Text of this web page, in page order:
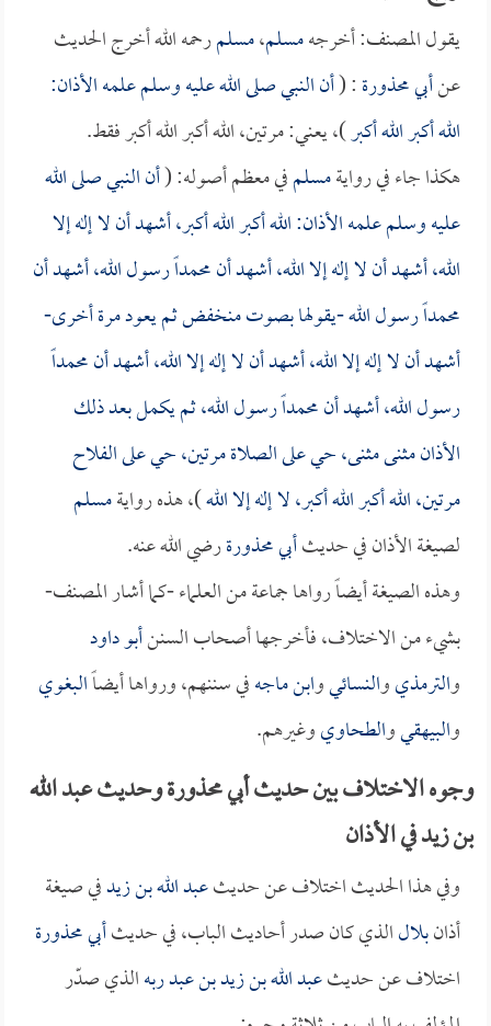
يقول المصنف: أخرجهمسلم،مسلمرحمه الله أخرج الحديث
عنأبي محذورة: (أن النبي صلى الله عليه وسلم علمه الأذان:
الله أكبر الله أكبر)، يعني: مرتين، الله أكبر الله أكبر فقط.
هكذا جاء في روايةمسلمفي معظم أصوله: (أن النبي صلى الله
عليه وسلم علمه الأذان: الله أكبر الله أكبر، أشهد أن لا إله إلا
الله، أشهد أن لا إله إلا الله، أشهد أن محمداً رسول الله، أشهد أن
محمداً رسول الله -يقولها بصوت منخفض ثم يعود مرة أخرى-
أشهد أن لا إله إلا الله، أشهد أن لا إله إلا الله، أشهد أن محمداً
رسول الله، أشهد أن محمداً رسول الله، ثم يكمل بعد ذلك
الأذان مثنى مثنى، حي على الصلاة مرتين، حي على الفلاح
مرتين، الله أكبر الله أكبر، لا إله إلا الله)، هذه روايةمسلم
لصيغة الأذان في حديثأبي محذورةرضي الله عنه.
وهذه الصيغة أيضاً رواها جماعة من العلماء -كما أشار المصنف-
بشيء من الاختلاف، فأخرجها أصحاب السننأبو داود
والترمذيوالنسائيوابن ماجهفي سننهم، ورواها أيضاًالبغوي
والبيهقيوالطحاويوغيرهم.
وجوه الاختلاف بين حديث أبي محذورة وحديث عبد الله
بن زيد في الأذان
وفي هذا الحديث اختلاف عن حديثعبد الله بن زيدفي صيغة
أذانبلالالذي كان صدر أحاديث الباب، في حديثأبي محذورة
اختلاف عن حديثعبد الله بن زيد بن عبد ربهالذي صدّر